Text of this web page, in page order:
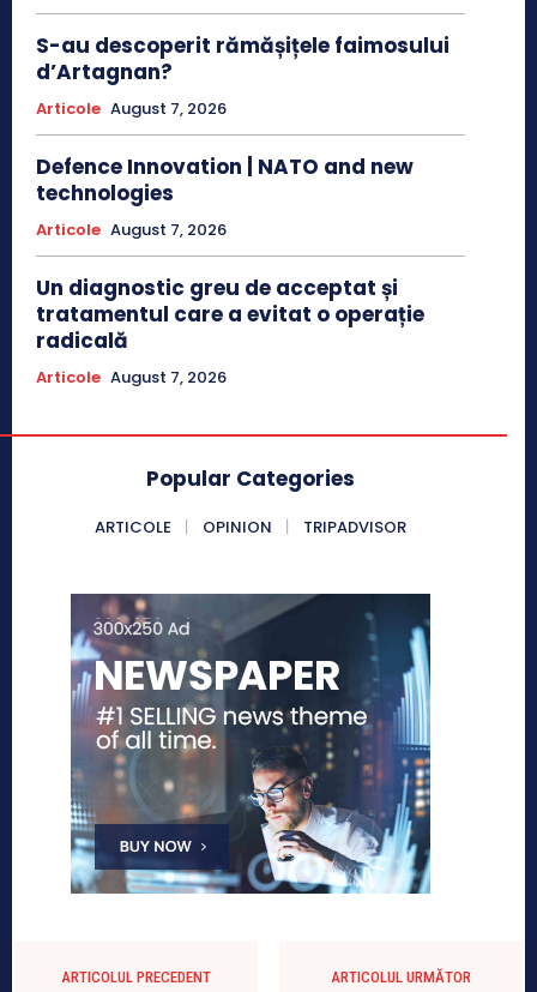
S-au descoperit rămășițele faimosului
d’Artagnan?
Articole August 7, 2026
Defence Innovation | NATO and new
technologies
Articole August 7, 2026
Un diagnostic greu de acceptat și
tratamentul care a evitat o operație
radicală
Articole August 7, 2026
Popular Categories
ARTICOLE OPINION TRIPADVISOR
ARTICOLUL PRECEDENT ARTICOLUL URMĂTOR